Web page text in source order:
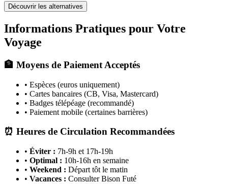
Découvrir les alternatives
Informations Pratiques pour Votre
Voyage
🏦 Moyens de Paiement Acceptés
• Espèces (euros uniquement)
• Cartes bancaires (CB, Visa, Mastercard)
• Badges télépéage (recommandé)
• Paiement mobile (certaines barrières)
⏰ Heures de Circulation Recommandées
• Éviter : 7h-9h et 17h-19h
• Optimal : 10h-16h en semaine
• Weekend : Départ tôt le matin
• Vacances : Consulter Bison Futé